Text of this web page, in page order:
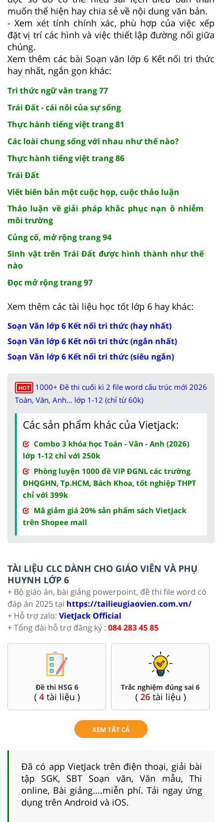
muốn thể hiện hay chia sẻ về nội dung văn bản.
- Xem xét tính chính xác, phù hợp của việc xếp
đặt vị trí các hình và việc thiết lập đường nối giữa
chúng.
Xem thêm các bài Soạn văn lớp 6 Kết nối tri thức
hay nhất, ngắn gọn khác:
Tri thức ngữ văn trang 77
Trái Đất - cái nôi của sự sống
Thực hành tiếng việt trang 81
Các loài chung sống với nhau như thế nào?
Thực hành tiếng việt trang 86
Trái Đất
Viết biên bản một cuộc họp, cuộc thảo luận
Thảo luận về giải pháp khắc phục nạn ô nhiễm
môi trường
Củng cố, mở rộng trang 94
Sinh vật trên Trái Đất được hình thành như thế
nào
Đọc mở rộng trang 97
Xem thêm các tài liệu học tốt lớp 6 hay khác:
Soạn Văn lớp 6 Kết nối tri thức (hay nhất)
Soạn Văn lớp 6 Kết nối tri thức (ngắn nhất)
Soạn Văn lớp 6 Kết nối tri thức (siêu ngắn)
HOT
1000+ Đề thi cuối kì 2 file word cấu trúc mới 2026
Toán, Văn, Anh... lớp 1-12 (chỉ từ 60k)
Các sản phẩm khác của Vietjack:
Combo 3 khóa học Toán - Văn - Anh (2026)
lớp 1-12 chỉ với 250k
Phòng luyện 1000 đề VIP ĐGNL các trường
ĐHQGHN, Tp.HCM, Bách Khoa, tốt nghiệp THPT
chỉ với 399k
Mã giảm giá 20% sản phẩm sách VietJack
trên Shopee mall
TÀI LIỆU CLC DÀNH CHO GIÁO VIÊN VÀ PHỤ
HUYNH LỚP 6
+ Bộ giáo án, bài giảng powerpoint, đề thi file word có
đáp án 2025 tại https://tailieugiaovien.com.vn/
+ Hỗ trợ zalo: VietJack Official
+ Tổng đài hỗ trợ đăng ký : 084 283 45 85
Đề thi HSG 6
( 4tài liệu )
Trắc nghiệm đúng sai 6
( 26tài liệu )
XEM TẤT CẢ
Đã có app VietJack trên điện thoại, giải bài
tập SGK, SBT Soạn văn, Văn mẫu, Thi
online, Bài giảng....miễn phí. Tải ngay ứng
dụng trên Android và iOS.